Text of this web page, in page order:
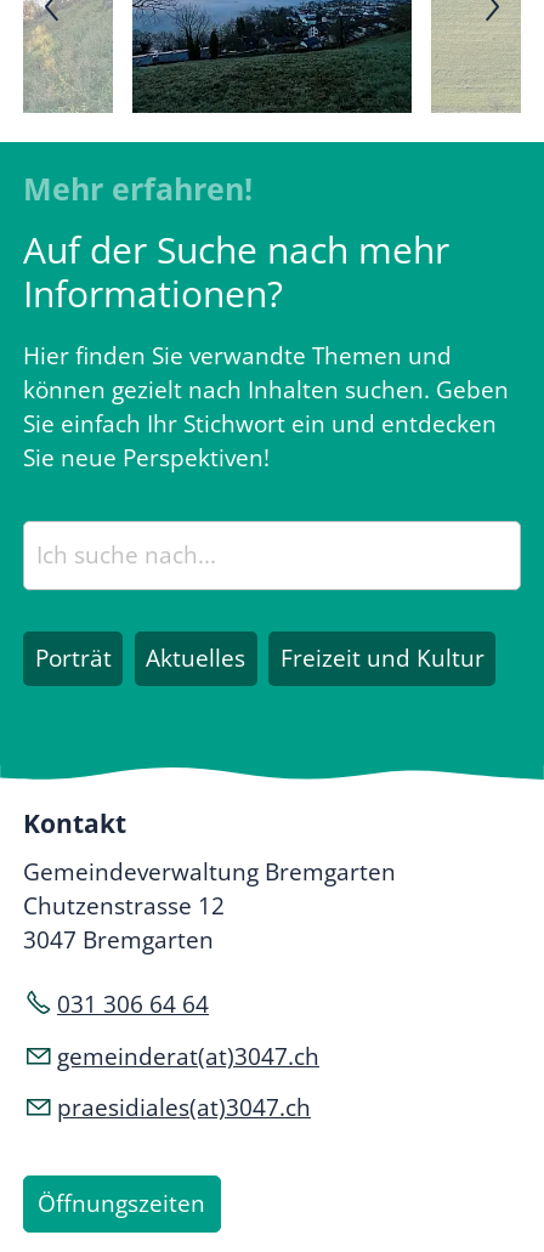
Mehr erfahren!
Auf der Suche nach mehr
Informationen?
Hier finden Sie verwandte Themen und
können gezielt nach Inhalten suchen. Geben
Sie einfach Ihr Stichwort ein und entdecken
Sie neue Perspektiven!
Porträt Aktuelles Freizeit und Kultur
Kontakt
Gemeindeverwaltung Bremgarten
Chutzenstrasse 12
3047 Bremgarten
031 306 64 64
gemeinderat(at)3047.ch
praesidiales(at)3047.ch
Öffnungszeiten